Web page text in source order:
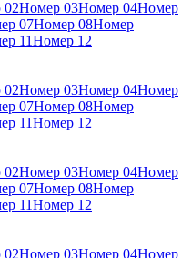
02Номер 03Номер 04Номер
07Номер 08Номер
11Номер 12
02Номер 03Номер 04Номер
07Номер 08Номер
11Номер 12
02Номер 03Номер 04Номер
07Номер 08Номер
11Номер 12
02Номер 03Номер 04Номер